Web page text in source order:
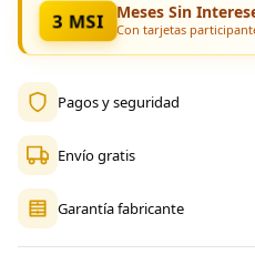
3 MSI Meses Sin
Con tarjetas
Pagos y seguridad
Envío gratis
Garantía fabricante